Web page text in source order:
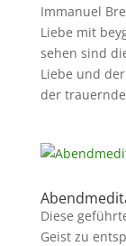
Immanuel
Liebe mit
sehen sind
Liebe und
der
Diese
Geist zu